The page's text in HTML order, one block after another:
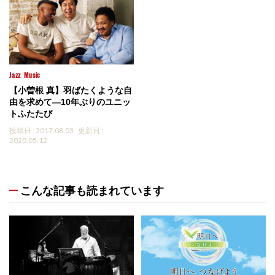
Jazz Music
【小曽根 真】羽ばたくような自
由を求めて―10年ぶりのユニッ
トふたたび
投稿日 : 2017.08.03 更新日 :
2020.05.12
こんな記事も読まれています